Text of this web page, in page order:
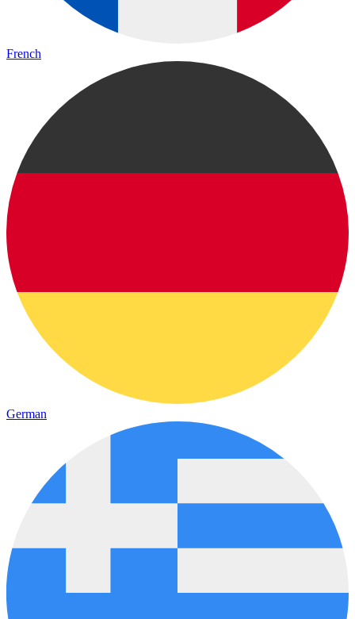
French
German